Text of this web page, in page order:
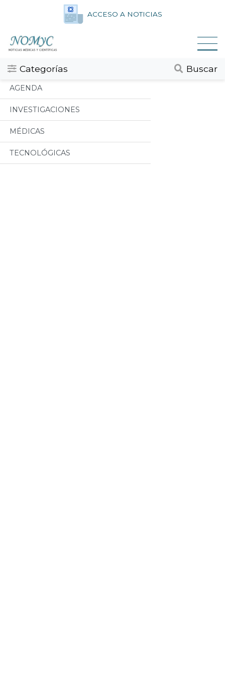
ACCESO A NOTICIAS
Categorías Buscar
Categorias
Todos
AGENDA
INVESTIGACIONES
MÉDICAS
TECNOLÓGICAS